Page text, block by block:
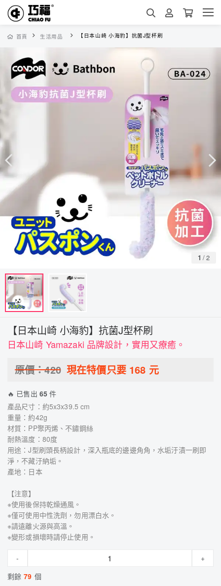
首頁 生活用品 【日本山崎 小海豹】抗菌J型杯刷
1 /2
【日本山崎 小海豹】抗菌J型杯刷
日本山崎 Yamazaki 品牌設計，實用又療癒。
原價：420 現在特價只要 168 元
🔥 已售出 65 件
產品尺寸：約5x3x39.5 cm
重量：約42g
材質：PP聚丙烯、不鏽鋼絲
耐熱溫度：80度
用途：J型刷頭長柄設計，深入瓶底的邊邊角角，水垢汙漬一刷即
淨，不藏汙納垢。
產地：日本
【注意】
※使用後保持乾燥通風。
※僅可使用中性洗劑，勿用漂白水。
※請遠離火源與高溫。
※變形或損壞時請停止使用。
-
+
剩餘 79 個